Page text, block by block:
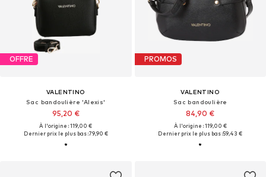
OFFRE
VALENTINO
Sac bandoulière 'Alexis'
95,20 €
À l'origine : 119,00 €
Dernier prix le plus bas :79,90 €
PROMOS
VALENTINO
Sac bandoulière
84,90 €
À l'origine : 119,00 €
Dernier prix le plus bas :59,43 €